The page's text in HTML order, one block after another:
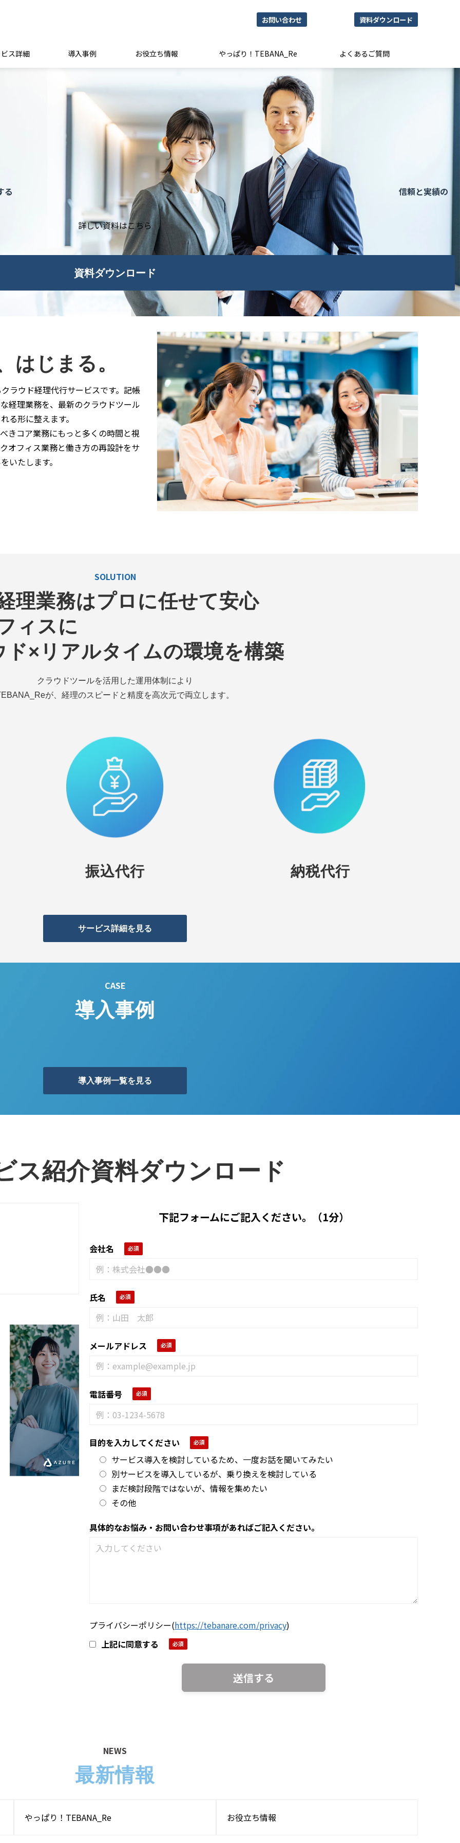
お問い合わせ 資料ダウンロード
ス詳細 導入事例 お役立ち情報 やっぱり！TEBANA_Re よくあるご質問
業務からの「てばなれ」を実現する 信頼と実績の
詳しい資料はこちら
資料ダウンロード
はじまる。
ラウド経理代行サービスです。記帳
経理業務を、最新のクラウドツール
る形に整えます。
きコア業務にもっと多くの時間と視
オフィス業務と働き方の再設計をサ
いたします。
SOLUTION
経理業務はプロに任せて安心
ックオフィスに
ド×リアルタイムの環境を構築
クラウドツールを活用した運用体制により
が、経理のスピードと精度を高次元で両立します。
振込代行 納税代行
サービス詳細を見る
CASE
導入事例
導入事例一覧を見る
ス紹介資料ダウンロード
下記フォームにご記入ください。（1分）
会社名
氏名
メールアドレス
電話番号
目的を入力してください
サービス導入を検討しているため、一度お話を聞いてみたい
別サービスを導入しているが、乗り換えを検討している
まだ検討段階ではないが、情報を集めたい
その他
具体的なお悩み・お問い合わせ事項があればご記入ください。
プライバシーポリシー(https://tebanare.com/privacy)
上記に同意する
NEWS
最新情報
やっぱり！TEBANA_Re お役立ち情報